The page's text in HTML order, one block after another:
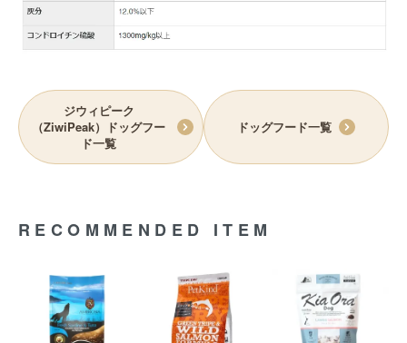
ジウィピーク
（ZiwiPeak）ドッグフー
ド一覧
ドッグフード一覧
RECOMMENDED ITEM